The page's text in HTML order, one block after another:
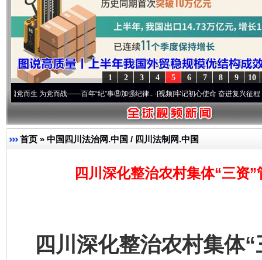
10
9
8
7
6
5
4
3
2
1
党而战——百年“纪”事⑧加强纪律..·[视频]牢记初心使命 奋进复兴征程丨“转折之城”
首页 » 中国四川法治网.中国 / 四川法制网.中国
四川深化整治农村集体“三资
四川深化整治农村集体